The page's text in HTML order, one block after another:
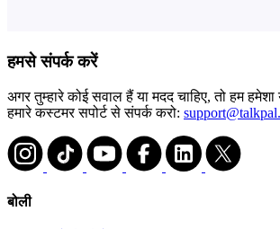
हमसे संपर्क करें
अगर तुम्हारे कोई सवाल हैं या मदद चाहिए, तो हम
हमारे कस्टमर सपोर्ट से संपर्क करो:
बोली